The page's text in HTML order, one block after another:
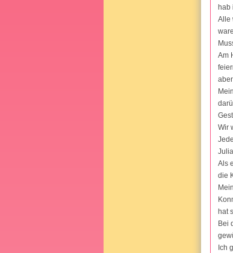
hab
Alle
Am
Wir
Als
die
hat
Bei
Ich